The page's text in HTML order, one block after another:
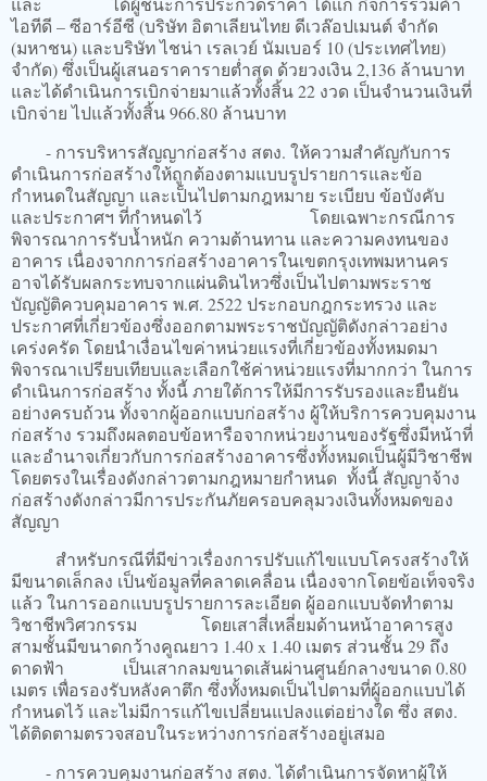
ไอทีดี – ซีอาร์อีซี (บริษัท อิตาเลียนไทย ดีเวล๊อปเมนต์ จำกัด
(มหาชน) และบริษัท ไชน่า เรลเวย์ นัมเบอร์ 10 (ประเทศไทย)
จำกัด) ซึ่งเป็นผู้เสนอราคารายต่ำสุด ด้วยวงเงิน 2,136 ล้านบาท
และได้ดำเนินการเบิกจ่ายมาแล้วทั้งสิ้น 22 งวด เป็นจำนวนเงินที่
เบิกจ่าย ไปแล้วทั้งสิ้น 966.80 ล้านบาท
- การบริหารสัญญาก่อสร้าง สตง. ให้ความสำคัญกับการ
ดำเนินการก่อสร้างให้ถูกต้องตามแบบรูปรายการและข้อ
กำหนดในสัญญา และเป็นไปตามกฎหมาย ระเบียบ ข้อบังคับ
และประกาศฯ ที่กำหนดไว้ โดยเฉพาะกรณีการ
พิจารณาการรับน้ำหนัก ความต้านทาน และความคงทนของ
อาคาร เนื่องจากการก่อสร้างอาคารในเขตกรุงเทพมหานคร
อาจได้รับผลกระทบจากแผ่นดินไหวซึ่งเป็นไปตามพระราช
บัญญัติควบคุมอาคาร พ.ศ. 2522 ประกอบกฎกระทรวง และ
ประกาศที่เกี่ยวข้องซึ่งออกตามพระราชบัญญัติดังกล่าวอย่าง
เคร่งครัด โดยนำเงื่อนไขค่าหน่วยแรงที่เกี่ยวข้องทั้งหมดมา
พิจารณาเปรียบเทียบและเลือกใช้ค่าหน่วยแรงที่มากกว่า ในการ
ดำเนินการก่อสร้าง ทั้งนี้ ภายใต้การให้มีการรับรองและยืนยัน
อย่างครบถ้วน ทั้งจากผู้ออกแบบก่อสร้าง ผู้ให้บริการควบคุมงาน
ก่อสร้าง รวมถึงผลตอบข้อหารือจากหน่วยงานของรัฐซึ่งมีหน้าที่
และอำนาจเกี่ยวกับการก่อสร้างอาคารซึ่งทั้งหมดเป็นผู้มีวิชาชีพ
โดยตรงในเรื่องดังกล่าวตามกฎหมายกำหนด ทั้งนี้ สัญญาจ้าง
ก่อสร้างดังกล่าวมีการประกันภัยครอบคลุมวงเงินทั้งหมดของ
สัญญา
สำหรับกรณีที่มีข่าวเรื่องการปรับแก้ไขแบบโครงสร้างให้
มีขนาดเล็กลง เป็นข้อมูลที่คลาดเคลื่อน เนื่องจากโดยข้อเท็จจริง
แล้ว ในการออกแบบรูปรายการละเอียด ผู้ออกแบบจัดทำตาม
วิชาชีพวิศวกรรม โดยเสาสี่เหลี่ยมด้านหน้าอาคารสูง
สามชั้นมีขนาดกว้างคูณยาว 1.40 x 1.40 เมตร ส่วนชั้น 29 ถึง
ดาดฟ้า เป็นเสากลมขนาดเส้นผ่านศูนย์กลางขนาด 0.80
เมตร เพื่อรองรับหลังคาตึก ซึ่งทั้งหมดเป็นไปตามที่ผู้ออกแบบได้
กำหนดไว้ และไม่มีการแก้ไขเปลี่ยนแปลงแต่อย่างใด ซึ่ง สตง.
ได้ติดตามตรวจสอบในระหว่างการก่อสร้างอยู่เสมอ
- การควบคุมงานก่อสร้าง สตง. ได้ดำเนินการจัดหาผู้ให้